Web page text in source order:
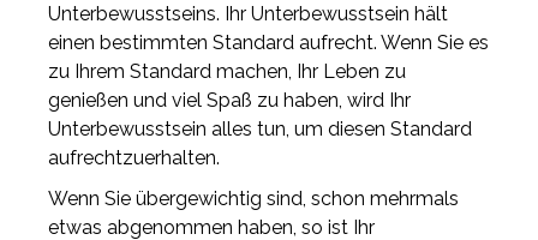
Unterbewusstseins. Ihr Unterbewusstsein hält
einen bestimmten Standard aufrecht. Wenn Sie es
zu Ihrem Standard machen, Ihr Leben zu
genießen und viel Spaß zu haben, wird Ihr
Unterbewusstsein alles tun, um diesen Standard
aufrechtzuerhalten.
Wenn Sie übergewichtig sind, schon mehrmals
etwas abgenommen haben, so ist Ihr